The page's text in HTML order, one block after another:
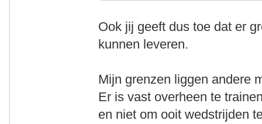
Ook jij geeft dus toe dat er
kunnen leveren.
Mijn grenzen liggen andere
Er is vast overheen te
en niet om ooit wedstrijden